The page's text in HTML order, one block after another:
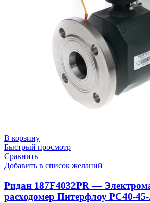
В корзину
Быстрый просмотр
Сравнить
Добавить в список желаний
Ридан 187F4032PR —
расходомер Питерфлоу РС40-